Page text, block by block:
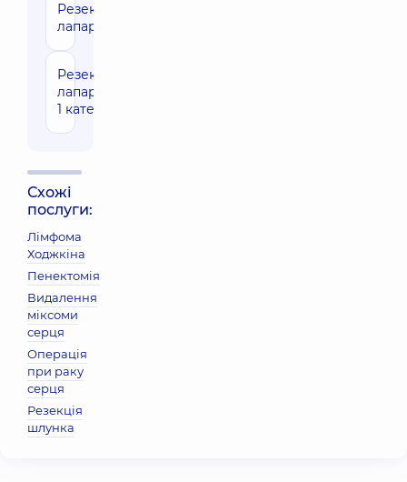
Резекція нирки
лапароскопічно
Резекція нирки
лапароскопічно
1 категорії
Схожі
послуги:
Лімфома
Ходжкіна
Пенектомія
Видалення
міксоми
серця
Операція
при раку
серця
Резекція
шлунка